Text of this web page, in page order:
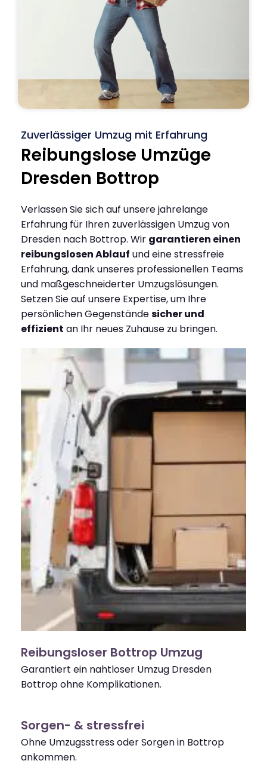
Zuverlässiger Umzug mit Erfahrung
Reibungslose Umzüge
Dresden Bottrop
Verlassen Sie sich auf unsere jahrelange
Erfahrung für Ihren zuverlässigen Umzug von
Dresden nach Bottrop. Wir garantieren einen
reibungslosen Ablauf und eine stressfreie
Erfahrung, dank unseres professionellen Teams
und maßgeschneiderter Umzugslösungen.
Setzen Sie auf unsere Expertise, um Ihre
persönlichen Gegenständesicher und
effizient an Ihr neues Zuhause zu bringen.
Reibungsloser Bottrop Umzug
Garantiert ein nahtloser Umzug Dresden
Bottrop ohne Komplikationen.
Sorgen- & stressfrei
Ohne Umzugsstress oder Sorgen in Bottrop
ankommen.